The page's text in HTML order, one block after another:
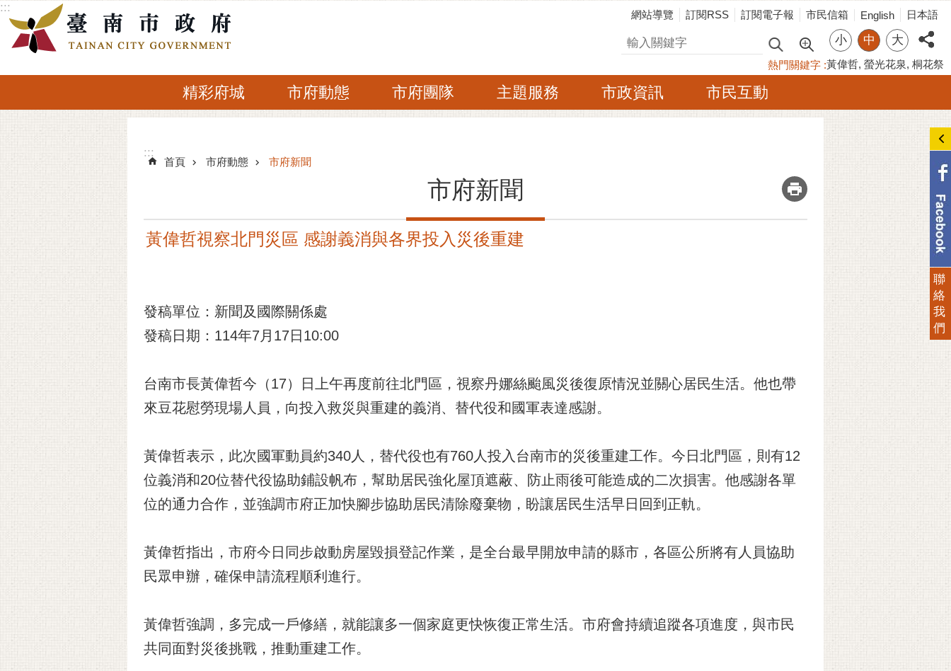
跳到主要內容區塊
:::
網站導覽 訂閱RSS 訂閱電子報 市民信箱 English 日本語
搜尋 小 中 大
熱門關鍵字 黃偉哲 螢光花泉 桐花祭
精彩府城 市府動態 市府團隊 主題服務 市政資訊 市民互動
:::
:::
首頁 市府動態 市府新聞
市府新聞 _
黃偉哲視察北門災區 感謝義消與各界投入災後重建
發稿單位：新聞及國際關係處
發稿日期：114年7月17日10:00
台南市長黃偉哲今（17）日上午再度前往北門區，視察丹娜絲颱風災後復原情況並關心居民生活。他也帶
來豆花慰勞現場人員，向投入救災與重建的義消、替代役和國軍表達感謝。
黃偉哲表示，此次國軍動員約340人，替代役也有760人投入台南市的災後重建工作。今日北門區，則有12
位義消和20位替代役協助鋪設帆布，幫助居民強化屋頂遮蔽、防止雨後可能造成的二次損害。他感謝各單
位的通力合作，並強調市府正加快腳步協助居民清除廢棄物，盼讓居民生活早日回到正軌。
黃偉哲指出，市府今日同步啟動房屋毀損登記作業，是全台最早開放申請的縣市，各區公所將有人員協助
民眾申辦，確保申請流程順利進行。
黃偉哲強調，多完成一戶修繕，就能讓多一個家庭更快恢復正常生活。市府會持續追蹤各項進度，與市民
共同面對災後挑戰，推動重建工作。
聯
絡
我
們